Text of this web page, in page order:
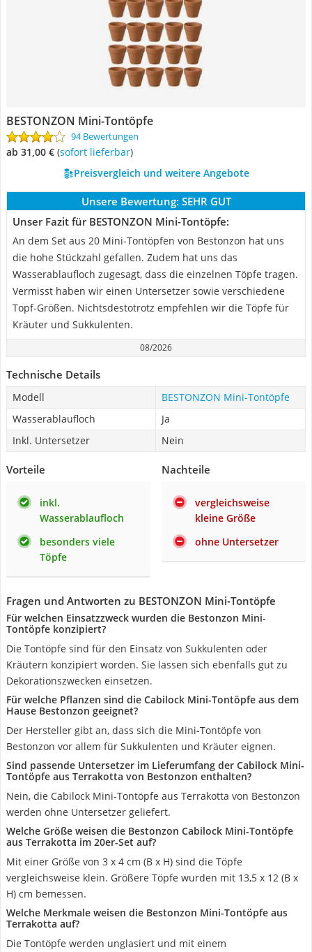
BESTONZON Mini-Tontöpfe
94 Bewertungen
ab 31,00 € ( Sofort lieferbar)
Preisvergleich und weitere Angebote
Unsere Bewertung: SEHR GUT
Unser Fazit für BESTONZON Mini-Tontöpfe:
An dem Set aus 20 Mini-Tontöpfen von Bestonzon hat uns
die hohe Stückzahl gefallen. Zudem hat uns das
Wasserablaufloch zugesagt, dass die einzelnen Töpfe tragen.
Vermisst haben wir einen Untersetzer sowie verschiedene
Topf-Größen. Nichtsdestotrotz empfehlen wir die Töpfe für
Kräuter und Sukkulenten.
08/2026
Technische Details
Modell
BESTONZON Mini-Tontöpfe
Wasserablaufloch
Ja
Inkl. Untersetzer
Nein
Vorteile
inkl.
Wasserablaufloch
besonders viele
Töpfe
Nachteile
vergleichsweise
kleine Größe
ohne Untersetzer
Fragen und Antworten zu BESTONZON Mini-Tontöpfe
Für welchen Einsatzzweck wurden die Bestonzon Mini-
Tontöpfe konzipiert?
Die Tontöpfe sind für den Einsatz von Sukkulenten oder
Kräutern konzipiert worden. Sie lassen sich ebenfalls gut zu
Dekorationszwecken einsetzen.
Für welche Pflanzen sind die Cabilock Mini-Tontöpfe aus dem
Hause Bestonzon geeignet?
Der Hersteller gibt an, dass sich die Mini-Tontöpfe von
Bestonzon vor allem für Sukkulenten und Kräuter eignen.
Sind passende Untersetzer im Lieferumfang der Cabilock Mini-
Tontöpfe aus Terrakotta von Bestonzon enthalten?
Nein, die Cabilock Mini-Tontöpfe aus Terrakotta von Bestonzon
werden ohne Untersetzer geliefert.
Welche Größe weisen die Bestonzon Cabilock Mini-Tontöpfe
aus Terrakotta im 20er-Set auf?
Mit einer Größe von 3 x 4 cm (B x H) sind die Töpfe
vergleichsweise klein. Größere Töpfe wurden mit 13,5 x 12 (B x
H) cm bemessen.
Welche Merkmale weisen die Bestonzon Mini-Tontöpfe aus
Terrakotta auf?
Die Tontöpfe werden unglasiert und mit einem